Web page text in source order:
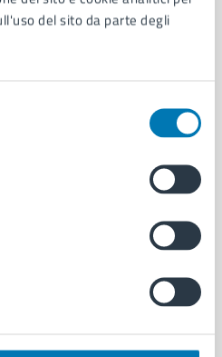
del sito da parte degli